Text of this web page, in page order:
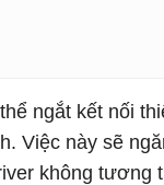
ngắt kết nối
Việc này sẽ
không tương